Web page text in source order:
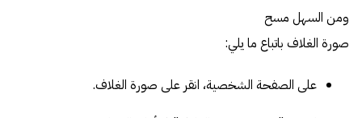
ومن السهل مسح
صورة الغلاف باتباع ما يلي:
على الصفحة الشخصية، انقر على صورة الغلاف.